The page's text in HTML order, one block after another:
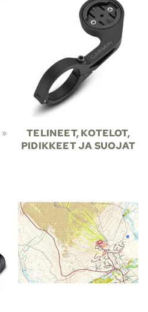
‪»
TELINEET, KOTELOT,
PIDIKKEET JA SUOJAT